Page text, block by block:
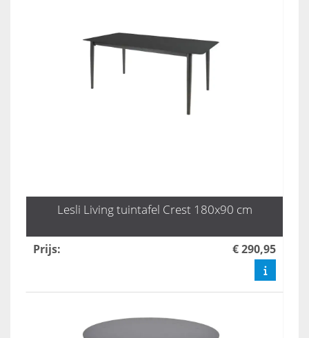
Lesli Living tuintafel Crest 180x90 cm
Prijs: € 290,95